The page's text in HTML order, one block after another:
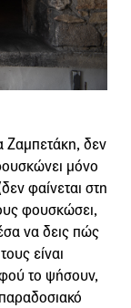
Ζαμπετάκη, δεν
μόνο
φαίνεται στη
φουσκώσει,
να δεις πώς
είναι
το ψήσουν,